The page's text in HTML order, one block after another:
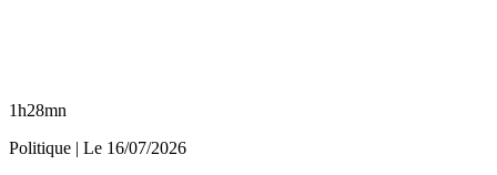
1h28mn
Politique | Le 16/07/2026